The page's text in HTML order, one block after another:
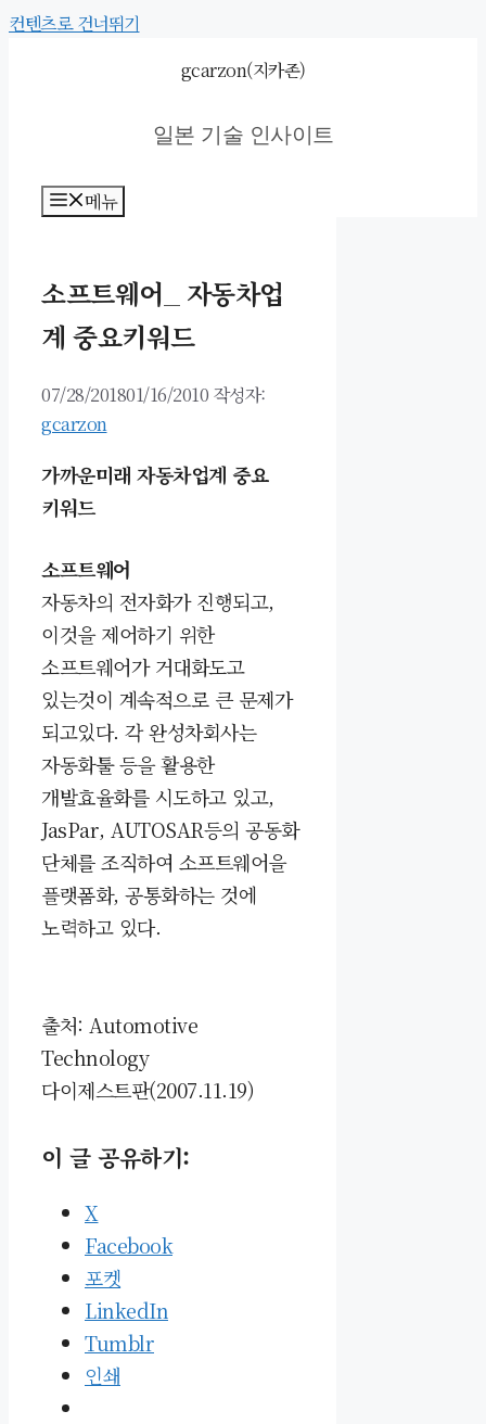
컨텐츠로 건너뛰기
gcarzon(지카존)
일본 기술 인사이트
메뉴
소프트웨어_ 자동차업
계 중요키워드
07/28/201801/16/2010 작성자:
gcarzon
가까운미래 자동차업계 중요
키워드
소프트웨어
자동차의 전자화가 진행되고,
이것을 제어하기 위한
소프트웨어가 거대화도고
있는것이 계속적으로 큰 문제가
되고있다. 각 완성차회사는
자동화툴 등을 활용한
개발효율화를 시도하고 있고,
JasPar, AUTOSAR등의 공동화
단체를 조직하여 소프트웨어을
플랫폼화, 공통화하는 것에
노력하고 있다.
출처: Automotive
Technology
다이제스트판(2007.11.19)
이 글 공유하기:
X
Facebook
포켓
LinkedIn
Tumblr
인쇄